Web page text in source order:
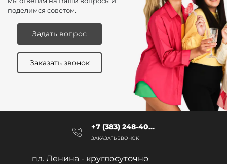
поделимся советом.
Задать вопрос
Заказать звонок
+7 (383) 248-40...
ЗАКАЗАТЬ ЗВОНОК
пл. Ленина - круглосуточно